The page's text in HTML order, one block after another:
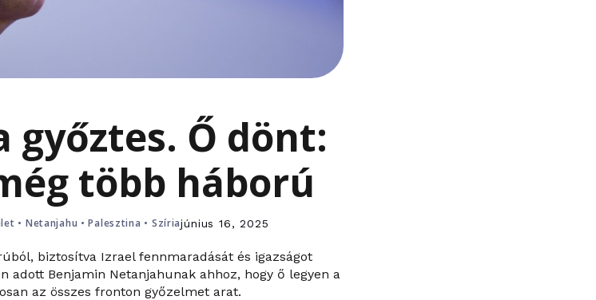
győztes. Ő dönt:
több háború
• Netanjahu •Palesztina • Szíriajúnius 16, 2025
biztosítva Izrael fennmaradását és igazságot
adott Benjamin Netanjahunak ahhoz, hogy ő legyen a
az összes fronton győzelmet arat.